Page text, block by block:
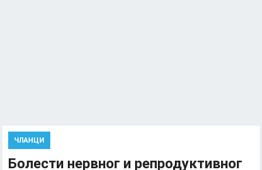
ЧЛАНЦИ
Болести нервног и репродуктивног